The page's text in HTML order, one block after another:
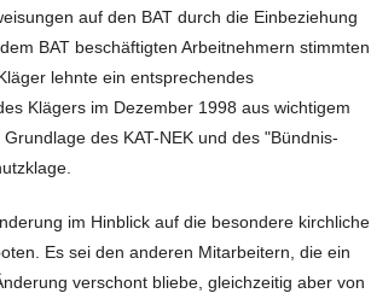
auf den BAT durch die Einbeziehung
BAT beschäftigten Arbeitnehmern stimmten
lehnte ein entsprechendes
Klägers im Dezember 1998 aus wichtigem
des KAT-NEK und des "Bündnis-
im Hinblick auf die besondere kirchliche
Es sei den anderen Mitarbeitern, die ein
verschont bliebe, gleichzeitig aber von